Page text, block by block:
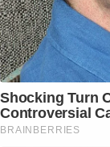
Shocking Turn
Controversial
BRAINBERRIES